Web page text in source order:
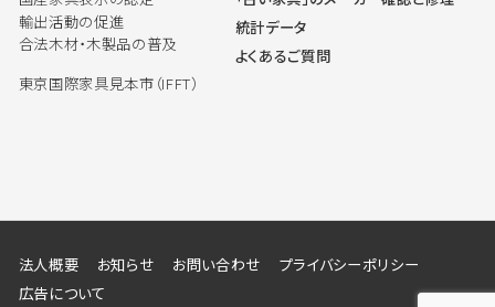
輸出活動の促進
合法木材・木製品の普及
東京国際家具見本市（IFFT）
統計データ
よくあるご質問
法人概要 お知らせ お問い合わせ
プライバシーポリシー
広告について